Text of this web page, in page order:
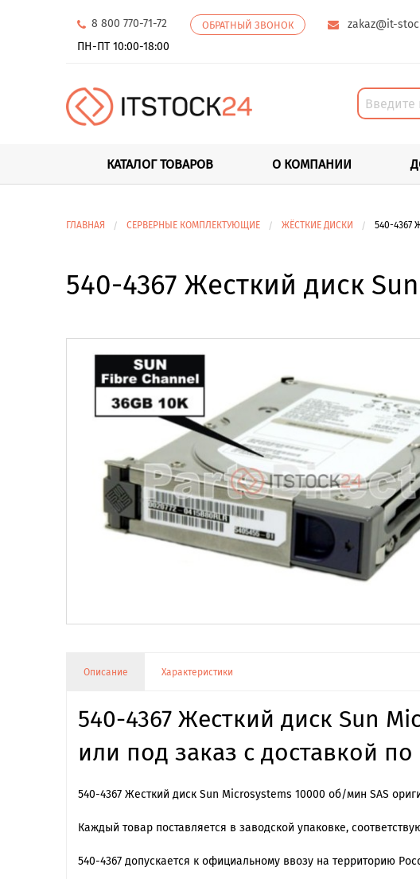
8 800 770-71-72 ОБРАТНЫЙ ЗВОНОК
zakaz@it-
ПН-ПТ 10:00-18:00
КАТАЛОГ ТОВАРОВ О КОМПАНИИ
ГЛАВНАЯ СЕРВЕРНЫЕ КОМПЛЕКТУЮЩИЕ ЖЁСТКИЕ ДИСКИ 540-4367
540-4367 Жесткий диск
Описание Характеристики
540-4367 Жесткий диск Sun
или под заказ с доставкой по
540-4367 Жесткий диск Sun Microsystems 10000 об/мин SAS
Каждый товар поставляется в заводской упаковке,
540-4367 допускается к официальному ввозу на территорию